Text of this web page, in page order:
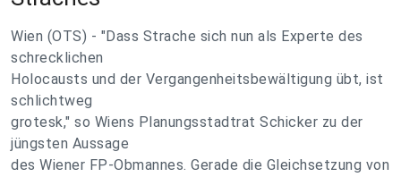
Wien (OTS) - "Dass Strache sich nun als Experte des
schrecklichen
Holocausts und der Vergangenheitsbewältigung übt, ist
schlichtweg
grotesk," so Wiens Planungsstadtrat Schicker zu der
jüngsten Aussage
des Wiener FP-Obmannes. Gerade die Gleichsetzung von